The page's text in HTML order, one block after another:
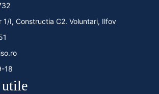
1/I, Constructia C2. Voluntari, Ilfov
18